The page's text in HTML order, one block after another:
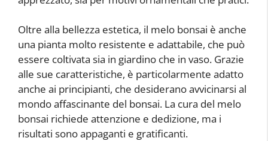
Oltre alla bellezza estetica, il melo bonsai è anche
una pianta molto resistente e adattabile, che può
essere coltivata sia in giardino che in vaso. Grazie
alle sue caratteristiche, è particolarmente adatto
anche ai principianti, che desiderano avvicinarsi al
mondo affascinante del bonsai. La cura del melo
bonsai richiede attenzione e dedizione, ma i
risultati sono appaganti e gratificanti.